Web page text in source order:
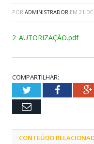
POR ADMINISTRADOR EM 21
2_AUTORIZAÇÃO.pdf
COMPARTILHAR:
TwitterFacebook
Email
CONTEÚDO